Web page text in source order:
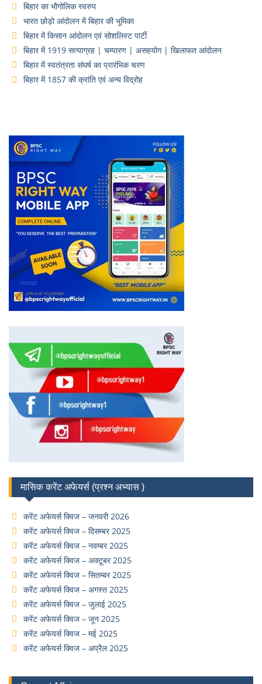
बिहार का भौगोलिक स्वरुप
भारत छोड़ो आंदोलन में बिहार की भूमिका
बिहार में किसान आंदोलन एवं सोशलिस्ट पार्टी
बिहार में 1919 सत्याग्रह | चम्पारण | असहयोग | खिलाफत आंदोलन
बिहार में स्वतंत्रता संघर्ष का प्रारंभिक चरण
बिहार में 1857 की क्रांति एवं अन्य विद्रोह
मासिक करेंट अफेयर्स (प्रश्न अभ्यास )
करेंट अफेयर्स क्विज – जनवरी 2026
करेंट अफेयर्स क्विज – दिसम्बर 2025
करेंट अफेयर्स क्विज – नवम्बर 2025
करेंट अफेयर्स क्विज – अक्टूबर 2025
करेंट अफेयर्स क्विज – सितम्बर 2025
करेंट अफेयर्स क्विज – अगस्त 2025
करेंट अफेयर्स क्विज – जुलाई 2025
करेंट अफेयर्स क्विज – जून 2025
करेंट अफेयर्स क्विज – मई 2025
करेंट अफेयर्स क्विज – अप्रैल 2025